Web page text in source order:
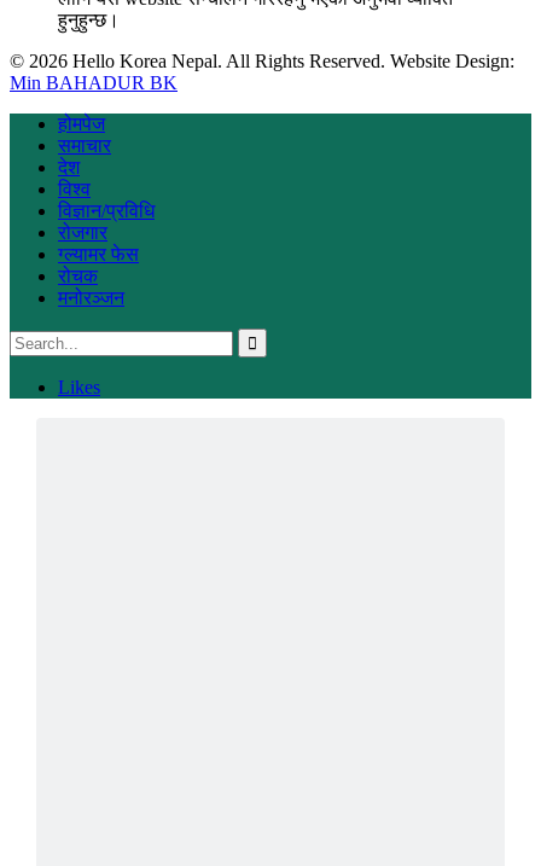
हुनुहुन्छ।
© 2026 Hello Korea Nepal. All Rights Reserved. Website Design:
Min BAHADUR BK
होमपेज
समाचार
देश
विश्व
विज्ञान/प्रविधि
रोजगार
ग्ल्यामर फेस
रोचक
मनोरञ्जन
Likes